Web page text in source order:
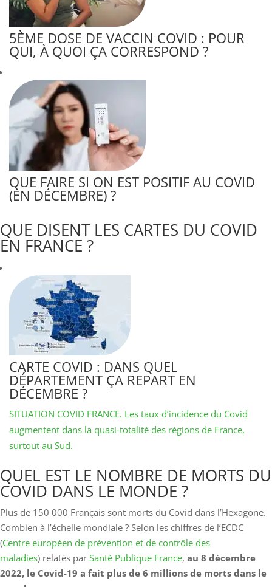
5ÈME DOSE DE VACCIN COVID : POUR
QUI, À QUOI ÇA CORRESPOND ?
QUE FAIRE SI ON EST POSITIF AU COVID
(EN DÉCEMBRE) ?
QUE DISENT LES CARTES DU COVID
EN FRANCE ?
CARTE COVID : DANS QUEL
DÉPARTEMENT ÇA REPART EN
DÉCEMBRE ?
SITUATION COVID FRANCE. Les taux d’incidence du Covid
augmentent dans la quasi-totalité des régions de France,
surtout au Sud.
QUEL EST LE NOMBRE DE MORTS DU
COVID DANS LE MONDE ?
Plus de 150 000 Français sont morts du Covid dans l’Hexagone.
Combien à l’échelle mondiale ? Selon les chiffres de l’ECDC
(Centre européen de prévention et de contrôle des
maladies) relatés par Santé Publique France, au 8 décembre
2022, le Covid-19 a fait plus de 6 millions de morts dans le